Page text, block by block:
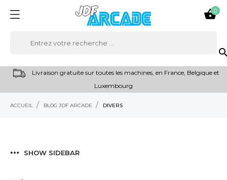

0
Livraison gratuite sur toutes les machines, en France, Belgique et
Luxembourg
ACCUEIL BLOG JDF ARCADE DIVERS
SHOW SIDEBAR